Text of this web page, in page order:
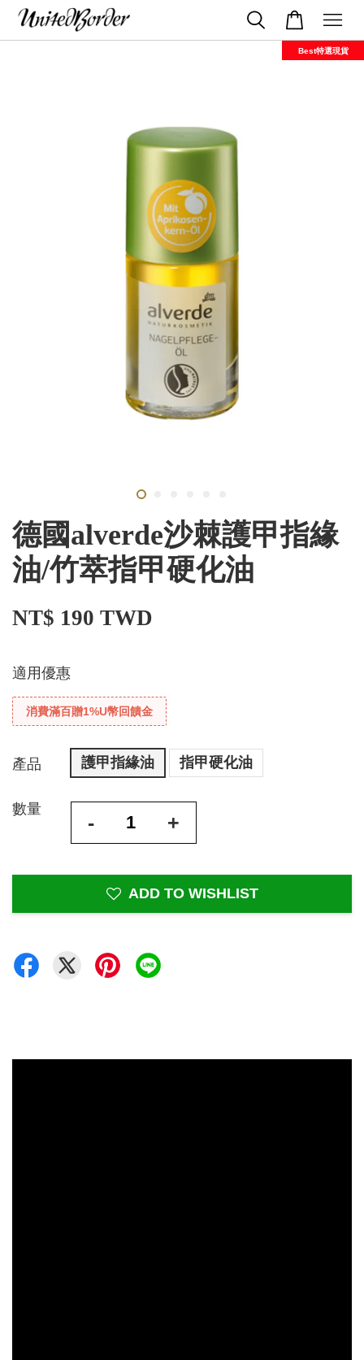
Best特選現貨
德國alverde沙棘護甲指緣
油/竹萃指甲硬化油
NT$ 190 TWD
適用優惠
消費滿百贈1%U幣回饋金
產品 護甲指緣油 指甲硬化油
數量
- +
ADD TO WISHLIST